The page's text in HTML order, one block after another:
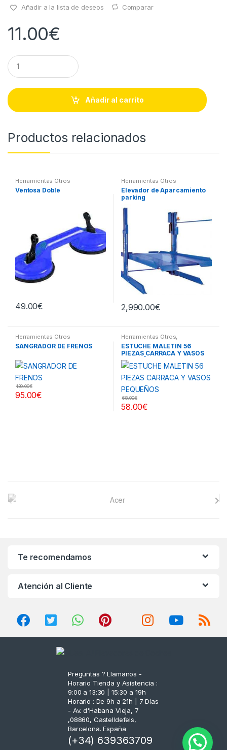
Añadir a la lista de deseos Comparar
11.00€
Q
u
a
t
i
Añadir al carrito
Productos relacionados
Herramientas Otros
Ventosa Doble
49.00€
Herramientas Otros
Elevador de Aparcamiento
parking
2,990.00€
Herramientas Otros
SANGRADOR DE FRENOS
95.00€
130.00€
Herramientas Otros,
Herramientas De Mano,
Herramientas De Mano,
Maletines Herramientas,
Extractores, Compresímetros,
otros
ESTUCHE MALETIN 56
PIEZAS CARRACA Y VASOS
PEQUEÑOS
58.00€
68.00€
Te recomendamos
Atención al Cliente
Preguntas ? Llamanos -
Horario Tienda y Asistencia :
9:00 a 13:30 | 15:30 a 19h
Horario : De 9h a 21h | 7 Días
- Av. d'Habana Vieja, 7
,08860, Castelldefels,
Barcelona. España
(+34) 639363709